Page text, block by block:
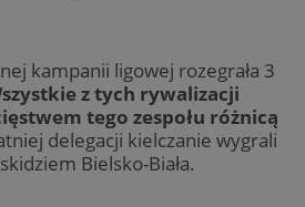
kampanii ligowej rozegrała 3
z tych rywalizacji
tego zespołu różnicą
delegacji kielczanie wygrali
Bielsko-Biała.